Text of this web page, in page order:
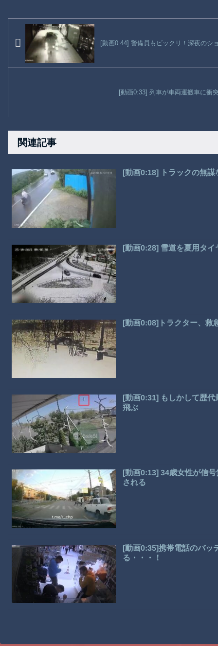
[動画0:44] 警備員もビックリ！深夜のシ
[動画0:33] 列車が車両運搬車に衝
関連記事
[動画0:18] トラックの無
[動画0:28] 雪道を夏用タ
[動画0:08]トラクター、救
[動画0:31] もしかして歴
飛ぶ
[動画0:13] 34歳女性が信
される
[動画0:35]携帯電話のバッ
る・・・！